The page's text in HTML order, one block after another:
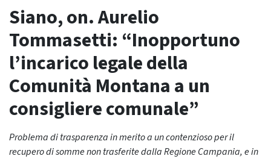
Siano, on. Aurelio
Tommasetti: “Inopportuno
l’incarico legale della
Comunità Montana a un
consigliere comunale”
Problema di trasparenza in merito a un contenzioso per il
recupero di somme non trasferite dalla Regione Campania, e in